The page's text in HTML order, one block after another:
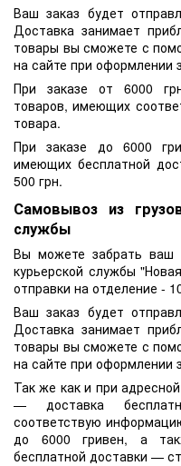
Ваш заказ будет
Доставка занимает
товары вы сможете с
на сайте при оформлении
При заказе от 6000
товаров, имеющих
товара.
При заказе до 6000
имеющих бесплатной
500 грн.
Самовывоз из
службы
Вы можете забрать ваш
курьерской службы
отправки на отделение -
Ваш заказ будет
Доставка занимает
товары вы сможете с
на сайте при оформлении
Так же как и при
— доставка
соответствую
до 6000 гривен, а
бесплатной доставки —